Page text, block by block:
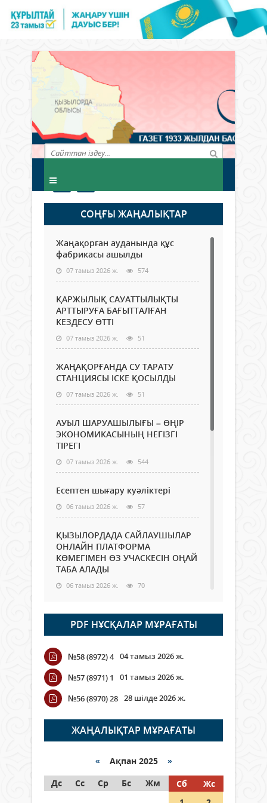
СОҢҒЫ ЖАҢАЛЫҚТАР
Жаңақорған ауданында құс
фабрикасы ашылды
07 тамыз 2026 ж. 574
ҚАРЖЫЛЫҚ САУАТТЫЛЫҚТЫ
АРТТЫРУҒА БАҒЫТТАЛҒАН
КЕЗДЕСУ ӨТТІ
07 тамыз 2026 ж. 51
ЖАҢАҚОРҒАНДА СУ ТАРАТУ
СТАНЦИЯСЫ ІСКЕ ҚОСЫЛДЫ
07 тамыз 2026 ж. 51
АУЫЛ ШАРУАШЫЛЫҒЫ – ӨҢІР
ЭКОНОМИКАСЫНЫҢ НЕГІЗГІ
ТІРЕГІ
07 тамыз 2026 ж. 544
Есептен шығару куәліктері
06 тамыз 2026 ж. 57
ҚЫЗЫЛОРДАДА САЙЛАУШЫЛАР
ОНЛАЙН ПЛАТФОРМА
КӨМЕГІМЕН ӨЗ УЧАСКЕСІН ОҢАЙ
ТАБА АЛАДЫ
06 тамыз 2026 ж. 70
Open Air: Қызылорда облысы
полиция департаменті 20
мыңнан астам көрерменнің
қауіпсіздігін қамтамасыз етті
06 тамыз 2026 ж.
Wi-Fi ҚАБЫРҒА АРҚЫЛЫ ҚАЛАЙ
ӨТЕДІ?
06 тамыз 2026 ж. 252
граждане Казахстана,
05 тамыз 2026 ж. 131
PDF НҰСҚАЛАР МҰРАҒАТЫ
№58 (8972) 4 04 тамыз 2026 ж.
№57 (8971) 1
01 тамыз 2026 ж.
№56 (8970) 28 28 шілде 2026 ж.
ЖАҢАЛЫҚТАР МҰРАҒАТЫ
« Ақпан 2025 »
Дс
Сс Ср Бс Жм Сб
Жс